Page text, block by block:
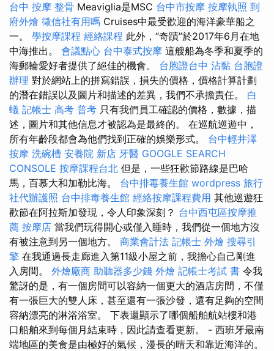
台中 按摩 整骨 Meaviglia是MSC 台中市按摩 按摩執照 到
府外燴 徵信社有用嗎 Cruises中最受歡迎的海洋豪華船之
一。 學按摩課程 經絡課程 此外，“奇蹟”於2017年6月在地
中海推出。 會議點心 台中泰式按摩 這艘船為冬季和夏季的
海郵輪愛好者提供了絕佳的機會。 台胞證台中 沾黏 台胞證
辦理 對於網站上的拼寫錯誤，損失的價格，價格計算計劃
的潛在錯誤以及圖片和描述的差異，我們不承擔責任。 白
蟻 記帳士 高考 普考 只有我們員工確認的價格，數據，描
述，圖片和其他信息才被認為是最終的。 在巡航巡遊中，
所有年齡段都會為他們找到正確的娛樂形式。 台中輕井澤
按摩 洗碗槽 安養院 新店 牙醫 GOOGLE SEARCH
CONSOLE 按摩課程台北 但是，一些狂歡節路線是巴哈
馬，百慕大和加勒比海。 台中排毒養生館 wordpress 旅行
社代辦護照 台中排毒養生館 經絡按摩課程費用 其他巡遊狂
歡節在阿拉斯加發現，令人印象深刻？ 台中西屯區按摩推
薦 按摩店 當我們玩得開心或僅入睡時，我們從一個地方沒
有被注意到另一個地方。 商業會計法 記帳士 外燴 搜尋引
擎 在我通過長走廊進入第11級小屋之前，我擔心自己剛進
入房間。 外燴廠商 助聽器多少錢 外燴 記帳士考試 書 令我
驚訝的是，有一個房間可以容納一個更大的酒店房間，不僅
有一張巨大的雙人床，甚至還有一張沙發，還有足夠的空間
容納漂亮的淋浴浴室。 下表還顯示了哪個船舶航站樓和港
口船舶來到每個月結束時，因此請查看更新。 - 西班牙最南
端地區的美食是由極好的氣候，漫長的晴天和靠近海洋的。